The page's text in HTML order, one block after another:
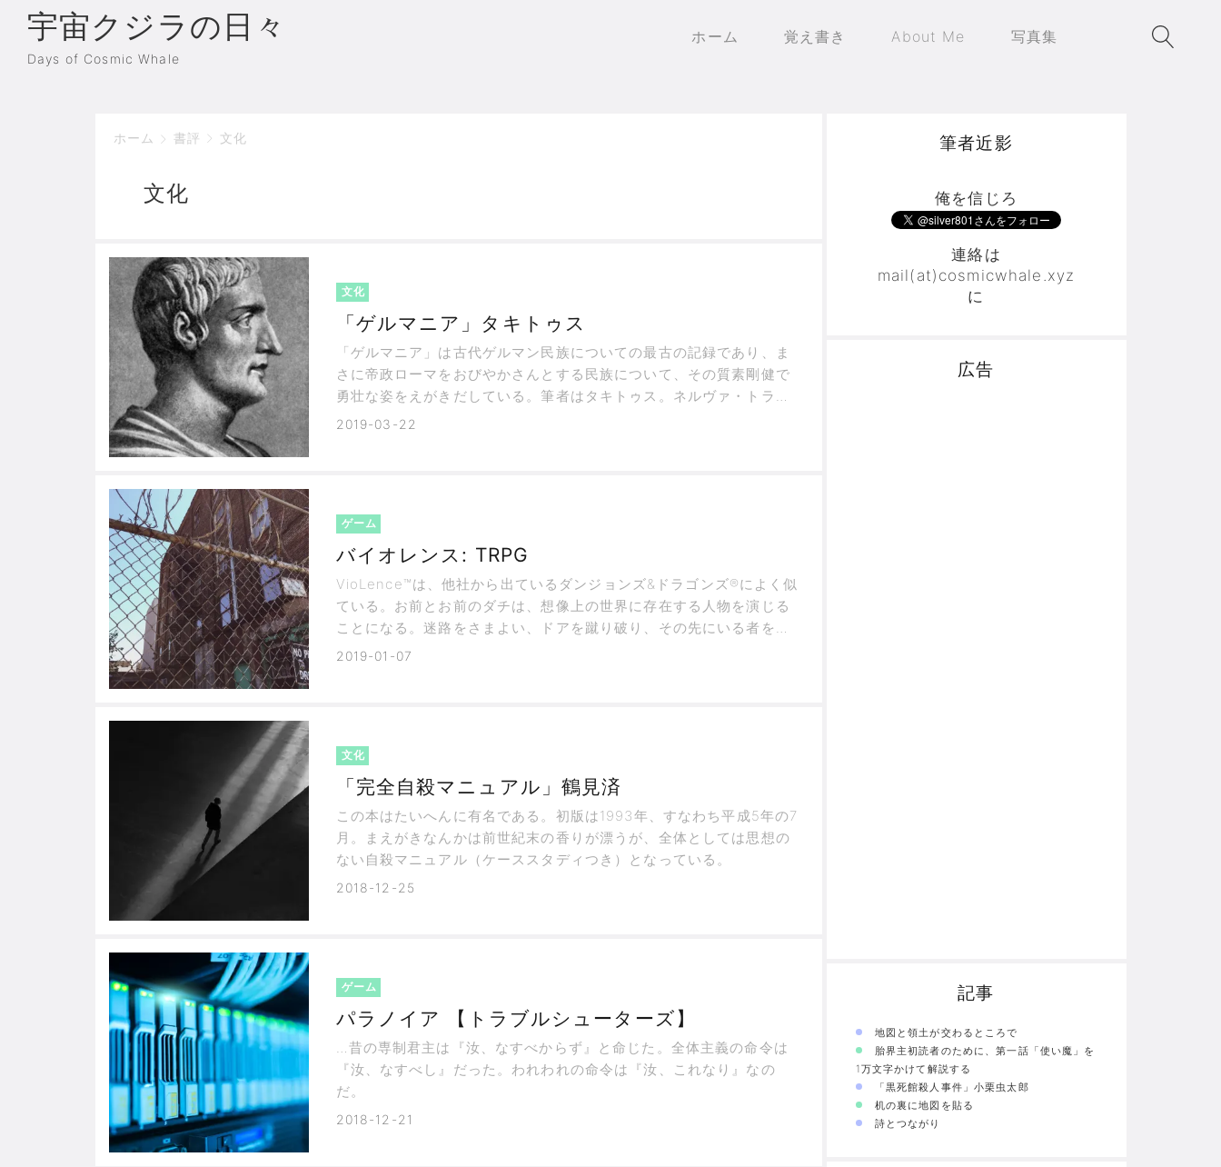
宇宙クジラの日々
Days of Cosmic Whale
ホーム 覚え書き About Me 写真集
ホーム 書評 文化
文化
文化
「ゲルマニア」タキトゥス
「ゲルマニア」は古代ゲルマン民族についての最古の記録であり、ま
さに帝政ローマをおびやかさんとする民族について、その質素剛健で
勇壮な姿をえがきだしている。筆者はタキトゥス。ネルヴァ・トラヤ
ヌス帝時代の大歴史家であり、共和主義者。抑制的ながら鋭い筆致は
2019-03-22
ゲーム
バイオレンス: TRPG
VioLence™は、他社から出ているダンジョンズ&ドラゴンズ®によく似
ている。お前とお前のダチは、想像上の世界に存在する人物を演じる
ことになる。迷路をさまよい、ドアを蹴り破り、その先にいる者を全
てぶち殺し、有り金全部はぎ取るのだ。
2019-01-07
文化
「完全自殺マニュアル」鶴見済
この本はたいへんに有名である。初版は1993年、すなわち平成5年の7
月。まえがきなんかは前世紀末の香りが漂うが、全体としては思想の
ない自殺マニュアル（ケーススタディつき）となっている。
2018-12-25
ゲーム
パラノイア 【トラブルシューターズ】
…昔の専制君主は『汝、なすべからず』と命じた。全体主義の命令は
『汝、なすべし』だった。われわれの命令は『汝、これなり』なの
だ。
2018-12-21
筆者近影
俺を信じろ
連絡は
mail(at)cosmicwhale.xyz
に
広告
記事
地図と領土が交わるところで
胎界主初読者のために、第一話「使い魔」を
1万文字かけて解説する
「黒死館殺人事件」小栗虫太郎
机の裏に地図を貼る
詩とつながり